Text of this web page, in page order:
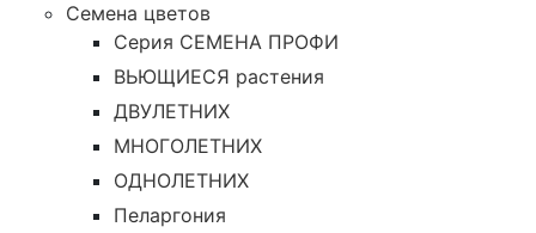
Семена цветов
Cерия CЕМЕНА ПРОФИ
ВЬЮЩИЕСЯ растения
ДВУЛЕТНИХ
МНОГОЛЕТНИХ
ОДНОЛЕТНИХ
Пеларгония